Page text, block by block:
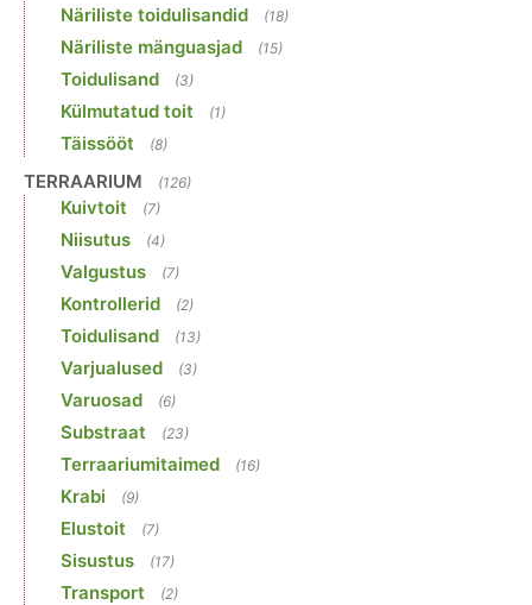
Näriliste toidulisandid (18)
Näriliste mänguasjad (15)
Toidulisand (3)
Külmutatud toit (1)
Täissööt (8)
TERRAARIUM (126)
Kuivtoit (7)
Niisutus (4)
Valgustus (7)
Kontrollerid (2)
Toidulisand (13)
Varjualused (3)
Varuosad (6)
Substraat (23)
Terraariumitaimed (16)
Krabi (9)
Elustoit (7)
Sisustus (17)
Transport (2)